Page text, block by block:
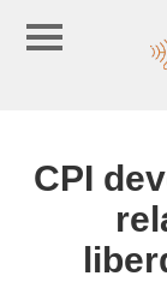
CPI